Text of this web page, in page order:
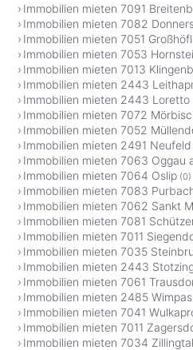
Immobilien mieten 7091
Immobilien mieten 7082
Immobilien mieten 7051
Immobilien mieten 7053
Immobilien mieten 7013
Immobilien mieten 2443
Immobilien mieten 2443 Loretto
Immobilien mieten 7072
Immobilien mieten 7052
Immobilien mieten 2491
Immobilien mieten 7063 Oggau
Immobilien mieten 7064 Oslip (0)
Immobilien mieten 7083
Immobilien mieten 7062 Sankt
Immobilien mieten 7081
Immobilien mieten 7011
Immobilien mieten 7035
Immobilien mieten 2443
Immobilien mieten 7061
Immobilien mieten 2485
Immobilien mieten 7041
Immobilien mieten 7011
Immobilien mieten 7034 Zillingtal